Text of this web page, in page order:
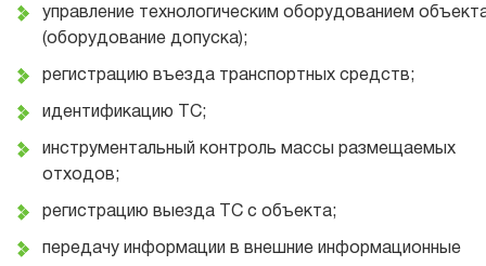
управление технологическим оборудованием
(оборудование допуска);
регистрацию въезда транспортных средств;
идентификацию ТС;
инструментальный контроль массы размещаемых
отходов;
регистрацию выезда ТС с объекта;
передачу информации в внешние информационные